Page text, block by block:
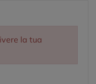
la tua